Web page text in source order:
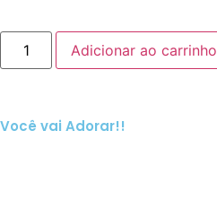
Adicionar ao carrinho
Você vai Adorar!!